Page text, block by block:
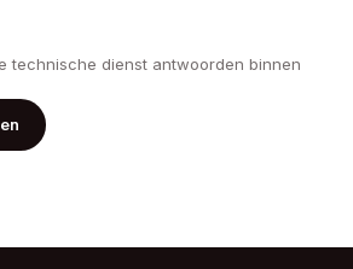
technische dienst antwoorden binnen